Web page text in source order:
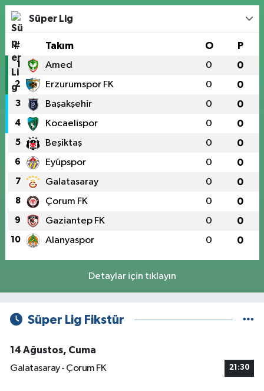
Süper Lig
# Takım O P
1 Amed 0 0
2 Erzurumspor FK 0 0
3 Başakşehir 0 0
4 Kocaelispor 0 0
5 Beşiktaş 0 0
6 Eyüpspor 0 0
7 Galatasaray 0 0
8 Çorum FK 0 0
9 Gaziantep FK 0 0
10 Alanyaspor 0 0
Detaylar için tıklayın
Süper Lig Fikstür
14 Ağustos, Cuma
Galatasaray - Çorum FK
21:30